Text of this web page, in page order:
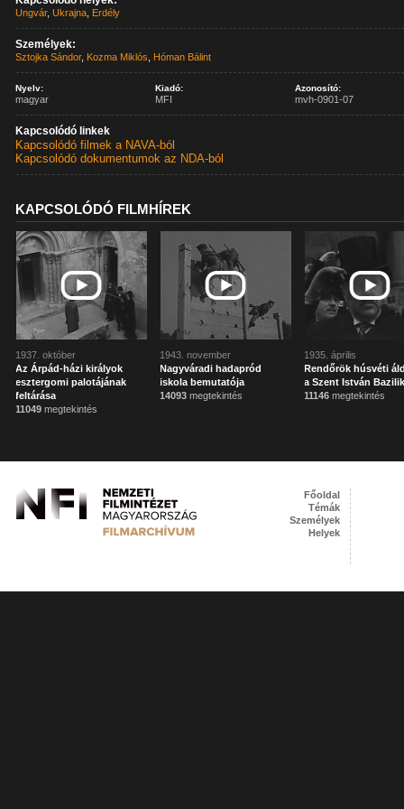
Ungvár,Ukrajna Erdély
Személyek:
Sztojka Sándor, Kozma Miklós Hóman Bálint
Nyelv:
magyar
Kiadó:
MFI
Azonosító:
mvh-0901-07
Kapcsolódó linkek
Kapcsolódó filmek a NAVA-ból
Kapcsolódó dokumentumok az NDA-ból
KAPCSOLÓDÓ FILMHÍREK
1937. október
Az Árpád-házi királyok
esztergomi palotájának
feltárása
11049 megtekintés
1943. november
Nagyváradi hadapród
iskola bemutatója
14093 megtekintés
1935. április
Rendőrök húsvéti
a Szent István
11146 megtekintés
Főoldal
Témák
Személyek
Helyek